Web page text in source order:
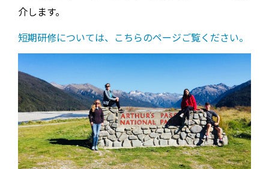
介します。
短期研修については、こちらのページご覧ください。